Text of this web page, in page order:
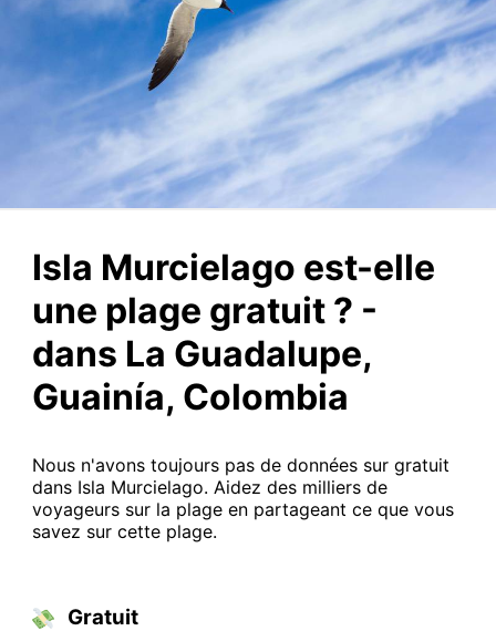
Isla Murcielago est-elle
une plage gratuit ? -
dans La Guadalupe,
Guainía, Colombia
Nous n'avons toujours pas de données sur gratuit
dans Isla Murcielago. Aidez des milliers de
voyageurs sur la plage en partageant ce que vous
savez sur cette plage.
Gratuit